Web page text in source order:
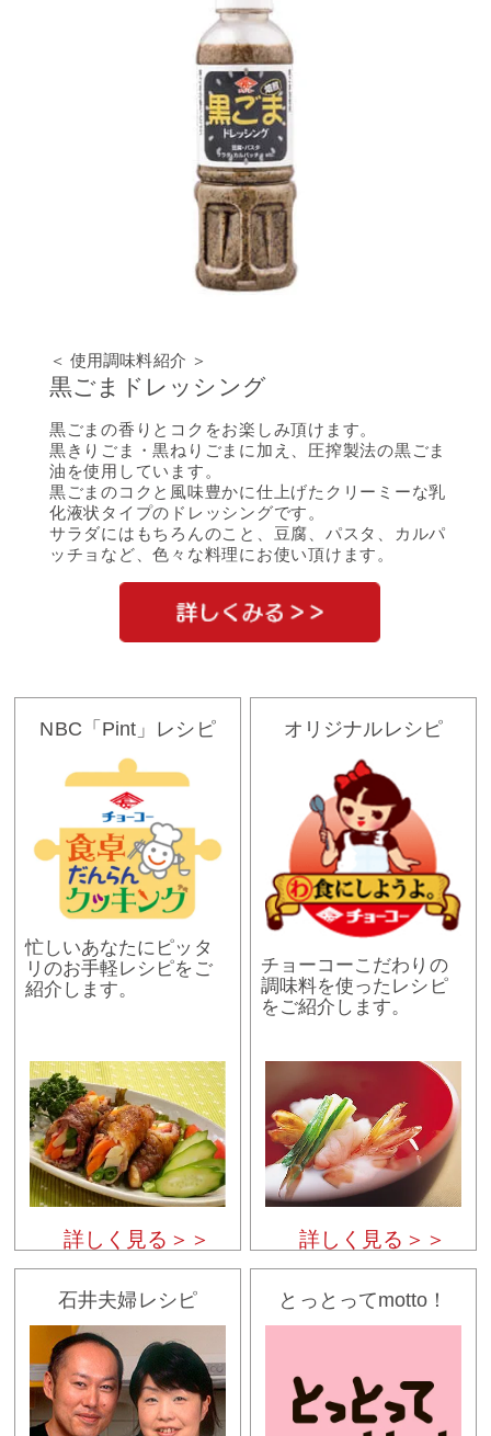
＜ 使用調味料紹介 ＞
黒ごまドレッシング
黒ごまの香りとコクをお楽しみ頂けます。
黒きりごま・黒ねりごまに加え、圧搾製法の黒ごま
油を使用しています。
黒ごまのコクと風味豊かに仕上げたクリーミーな乳
化液状タイプのドレッシングです。
サラダにはもちろんのこと、豆腐、パスタ、カルパ
ッチョなど、色々な料理にお使い頂けます。
NBC「Pint」レシピ
忙しいあなたにピッタ
リのお手軽レシピをご
紹介します。
詳しく見る＞＞
オリジナルレシピ
チョーコーこだわりの
調味料を使ったレシピ
をご紹介します。
詳しく見る＞＞
石井夫婦レシピ とっとってmotto！